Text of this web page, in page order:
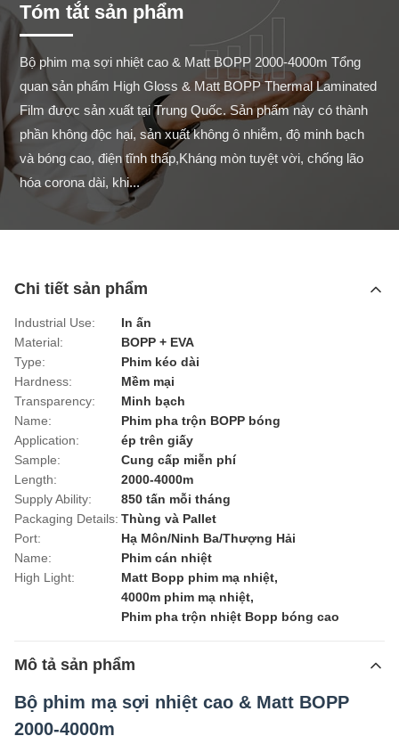
Tóm tắt sản phẩm
Bộ phim mạ sợi nhiệt cao & Matt BOPP 2000-4000m Tổng
quan sản phẩm High Gloss & Matt BOPP Thermal Laminated
Film được sản xuất tại Trung Quốc. Sản phẩm này có thành
phần không độc hại, sản xuất không ô nhiễm, độ minh bạch
và bóng cao, điện tĩnh thấp,Kháng mòn tuyệt vời, chống lão
hóa corona dài, khi...
Chi tiết sản phẩm
Industrial Use:
In ấn
Material:
BOPP + EVA
Type:
Phim kéo dài
Hardness:
Mềm mại
Transparency:
Minh bạch
Name:
Phim pha trộn BOPP bóng
Application:
ép trên giấy
Sample:
Cung cấp miễn phí
Length:
2000-4000m
Supply Ability:
850 tấn mỗi tháng
Packaging Details: Thùng và Pallet
Port:
Hạ Môn/Ninh Ba/Thượng Hải
Name:
Phim cán nhiệt
High Light:
Matt Bopp phim mạ nhiệt,
4000m phim mạ nhiệt,
Phim pha trộn nhiệt Bopp bóng cao
Mô tả sản phẩm
Bộ phim mạ sợi nhiệt cao & Matt BOPP
2000-4000m